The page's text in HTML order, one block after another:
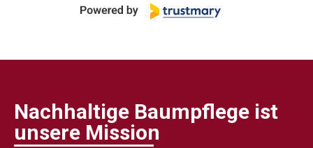
Nachhaltige Baumpflege ist
unsere Mission